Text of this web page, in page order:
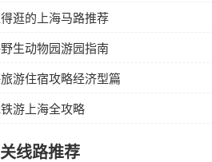
逛的上海马路推荐
野生动物园游园指南
旅游住宿攻略经济型篇
游上海全攻略
线路推荐